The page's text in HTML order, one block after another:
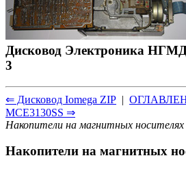
Дисковод Электроника
3
⇐ Дисковод Iomega ZIP |
MCE3130SS ⇒
Накопители на магнитных носителях
Накопители на магнитных